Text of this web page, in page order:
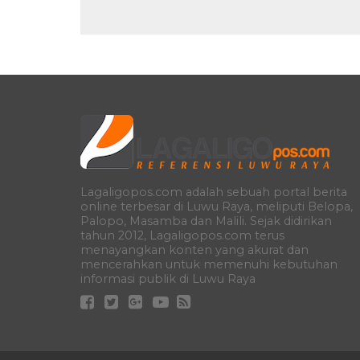
Lagaligopos.com adalah sebuah portal berita
online terbesar di Luwu Raya, meliputi Belopa,
Palopo, Masamba dan Malili. Sejak didirikan
tahun 2012, Lagaligopos.com terus
menayangkan konten yang akurat dan
mencerahkan untuk memenuhi kebutuhan
informasi publik di Luwu Raya